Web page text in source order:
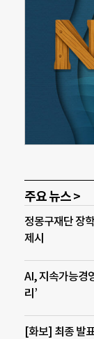
주요 뉴스 >
정몽구재단 장
제시
AI, 지속가능경
리’
[화보] 최종 발